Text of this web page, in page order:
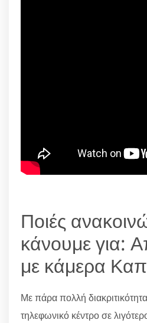
Ποιές
κάνουμε για:
με κάμερα
Με πάρα πολλή
τηλεφωνικό κέντρο σε